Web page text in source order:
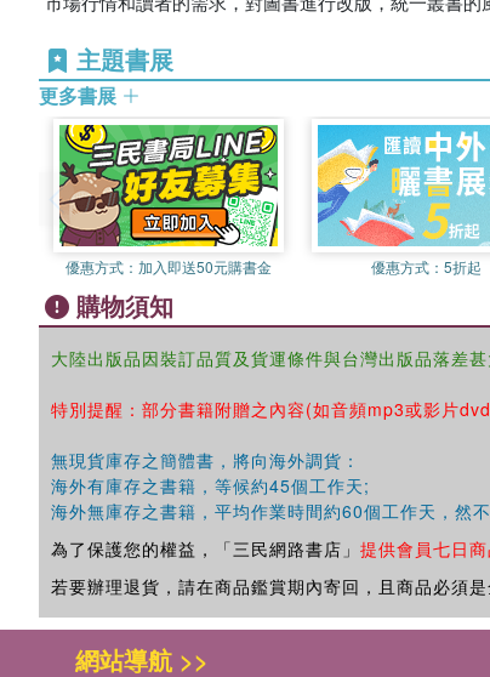
主題書展
更多書展
優惠方式： 加入即送50元購書金 優惠方式：5折起
購物須知
大陸出版品因裝訂品質及貨運條件與台灣出版品落差
特別提醒：部分書籍附贈之內容(如音頻mp3或影片
無現貨庫存之簡體書，將向海外調貨：
海外有庫存之書籍，等候約45個工作天;
海外無庫存之書籍，平均作業時間約60個工作天，然
為了保護您的權益，「三民網路書店」 提供會員七日
若要辦理退貨，請在商品鑑賞期內寄回，且商品必須
網站導航 >>